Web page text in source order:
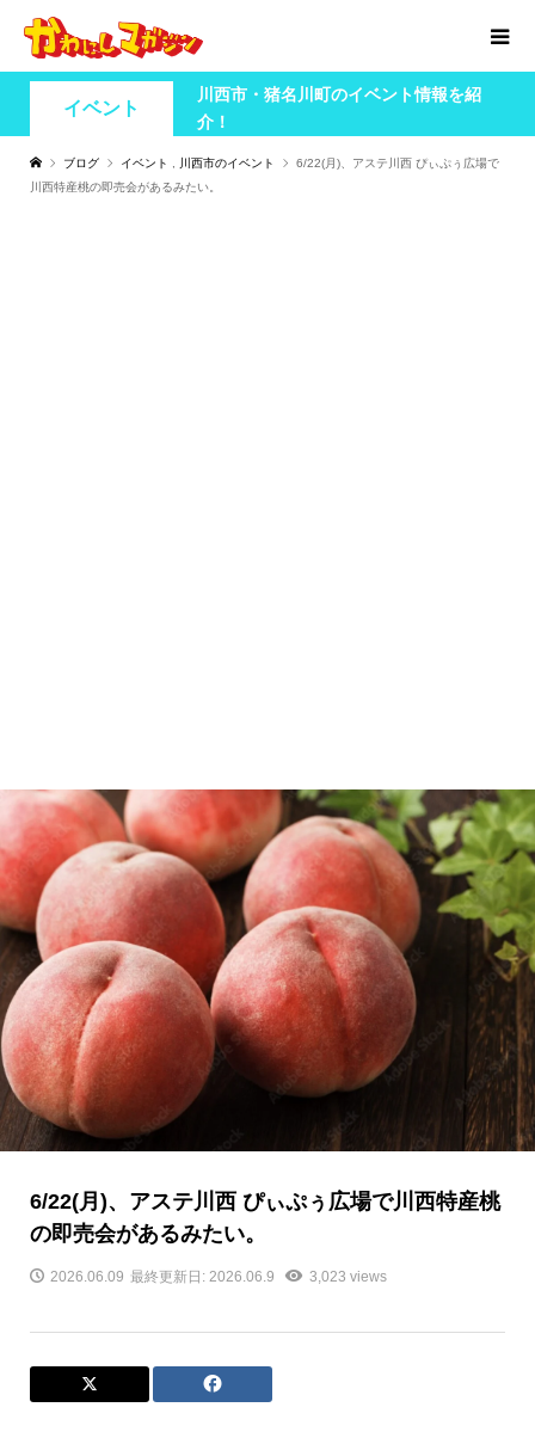
イベント
川西市・猪名川町のイベント情報を紹
介！
ブログ イベント 川西市のイベント
6/22(月)、アステ川西 ぴぃぷぅ広場で
川西特産桃の即売会があるみたい。
6/22(月)、アステ川西 ぴぃぷぅ広場で川西特産桃
の即売会があるみたい。
2026.06.09 最終更新日: 2026.06.9 3,023 views